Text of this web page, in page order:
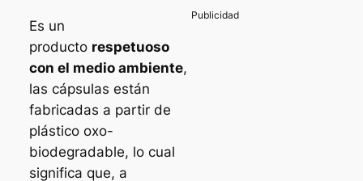
Es un
producto respetuoso
con el medio ambiente,
las cápsulas están
fabricadas a partir de
plástico oxo-
biodegradable, lo cual
significa que, a